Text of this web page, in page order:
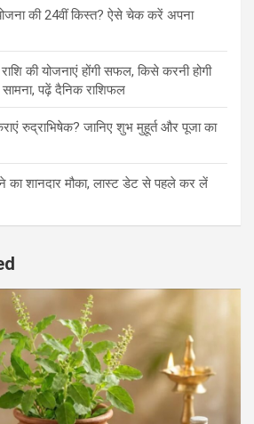
की 24वीं किस्त? ऐसे चेक करें अपना
की योजनाएं होंगी सफल, किसे करनी होगी
पढ़ें दैनिक राशिफल
रुद्राभिषेक? जानिए शुभ मुहूर्त और पूजा का
का शानदार मौका, लास्ट डेट से पहले कर लें